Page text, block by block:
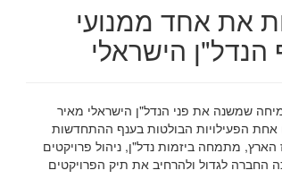
את אחד ממנועי
הישראלי
מנוע הצמיחה שמשנה את פני הנדל"ן הישראלי מאיר
אחת הפעילויות הבולטות בענף ההתחדשות
מתמחה ביזמות נדל"ן, ניהול פרויקטים
עסקאות מורכבות. ב-2026 ממשיכה החברה לגדול ולהרחיב את תיק הפרויקטים